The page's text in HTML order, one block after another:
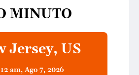
MINUTO
Jersey, US
am, Ago 7, 2026